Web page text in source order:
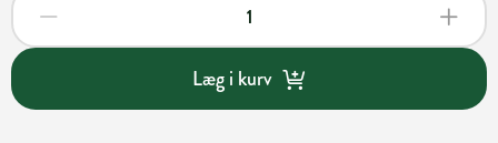
Læg i kurv